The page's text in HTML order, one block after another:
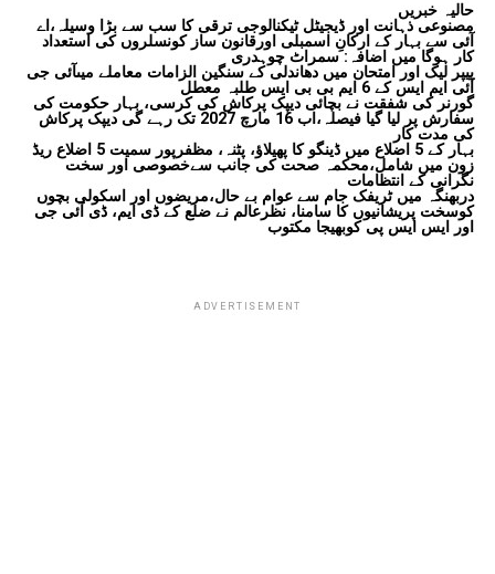
حالیہ خبریں
مصنوعی ذہانت اور ڈیجیٹل ٹیکنالوجی ترقی کا سب سے بڑا وسیلہ،اے
آئی سے بہار کے ارکانِ اسمبلی اورقانون ساز کونسلروں کی استعداد
کار ہوگا میں اضافہ: سمراٹ چوہدری
پیپر لیک اور امتحان میں دھاندلی کے سنگین الزامات معاملے میںآئی جی
آئی ایم ایس کے 6 ایم بی بی ایس طلبہ معطل
گورنر کی شفقت نے بچائی دیپک پرکاش کی کرسی، بہار حکومت کی
سفارش پر لیا گیا فیصلہ،اب 16 مارچ 2027 تک رہے گی دیپک پرکاش
کی مدت کار
بہار کے 5 اضلاع میں ڈینگو کا پھیلاؤ، پٹنہ، مظفرپور سمیت 5 اضلاع ریڈ
زون میں شامل،محکمہ صحت کی جانب سےخصوصی اور سخت
نگرانی کے انتظامات
دربھنگہ میں ٹریفک جام سے عوام بے حال،مریضوں اور اسکولی بچوں
کوسخت پریشانیوں کا سامنا، نظرعالم نے ضلع کے ڈی ایم، ڈی آئی جی
اور ایس ایس پی کوبھیجا مکتوب
ADVERTISEMENT